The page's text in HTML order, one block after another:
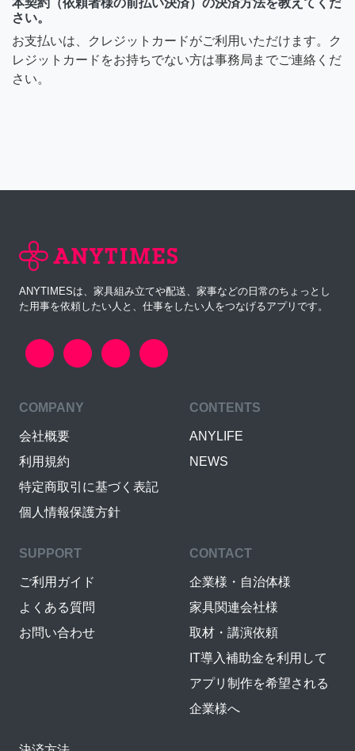
さい。
お支払いは、クレジットカードがご利用いただけます。ク
レジットカードをお持ちでない方は事務局までご連絡くだ
さい。
ANYTIMESは、家具組み立てや配送、家事などの日常のちょっとし
た用事を依頼したい人と、仕事をしたい人をつなげるアプリです。
COMPANY
会社概要
利用規約
特定商取引に基づく表記
個人情報保護方針
CONTENTS
ANYLIFE
NEWS
SUPPORT
ご利用ガイド
よくある質問
お問い合わせ
CONTACT
企業様・自治体様
家具関連会社様
取材・講演依頼
IT導入補助金を利用して
アプリ制作を希望される
企業様へ